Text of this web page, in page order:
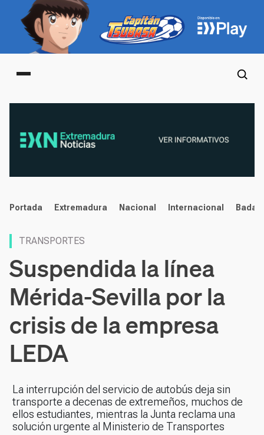
Main menu
noticias
Portada Extremadura Nacional Internacional
TRANSPORTES
Suspendida la línea
Mérida-Sevilla por la
crisis de la empresa
LEDA
La interrupción del servicio de autobús deja sin
transporte a decenas de extremeños, muchos de
ellos estudiantes, mientras la Junta reclama una
solución urgente al Ministerio de Transportes